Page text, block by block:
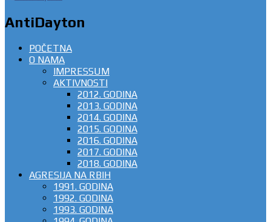
AntiDayton
POČETNA
O NAMA
IMPRESSUM
AKTIVNOSTI
2012. GODINA
2013. GODINA
2014. GODINA
2015. GODINA
2016. GODINA
2017. GODINA
2018. GODINA
AGRESIJA NA RBIH
1991. GODINA
1992. GODINA
1993. GODINA